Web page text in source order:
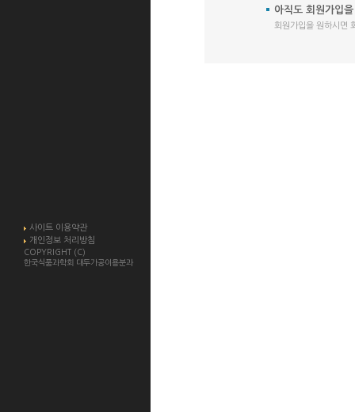
사이트 이용약관
개인정보 처리방침
COPYRIGHT (C)
한국식품과학회 대두가공이용분과
아직도 회원가입
회원가입을 원하시면